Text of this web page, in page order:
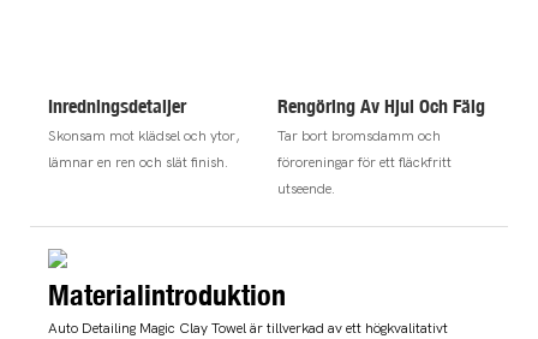
Inredningsdetaljer
Skonsam mot klädsel och ytor,
lämnar en ren och slät finish.
Rengöring Av Hjul Och Fälg
Tar bort bromsdamm och
föroreningar för ett fläckfritt
utseende.
Materialintroduktion
Auto Detailing Magic Clay Towel är tillverkad av ett högkvalitativt